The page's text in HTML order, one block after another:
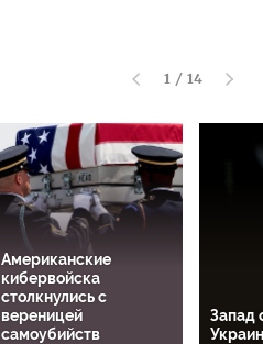
1 / 14
Американские
кибервойска
столкнулись с
вереницей
самоубийств
Запад